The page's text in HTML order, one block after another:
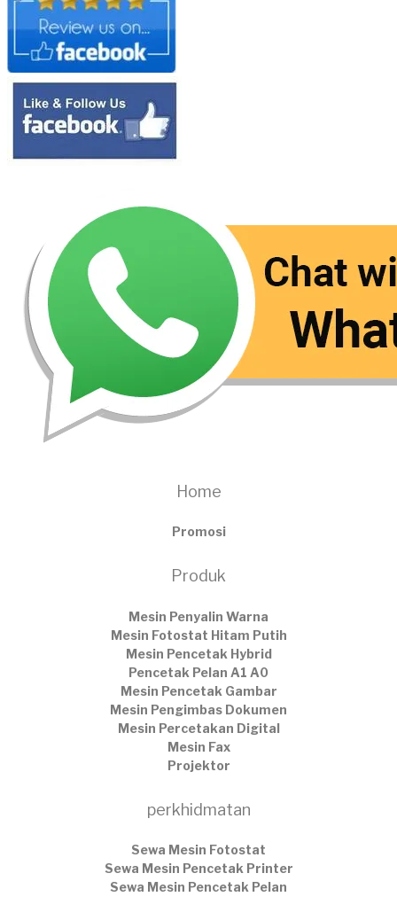
Home
Promosi
Produk
Mesin Penyalin Warna
Mesin Fotostat Hitam Putih
Mesin Pencetak Hybrid
Pencetak Pelan A1 A0
Mesin Pencetak Gambar
Mesin Pengimbas Dokumen
Mesin Percetakan Digital
Mesin Fax
Projektor
perkhidmatan
Sewa Mesin Fotostat
Sewa Mesin Pencetak Printer
Sewa Mesin Pencetak Pelan